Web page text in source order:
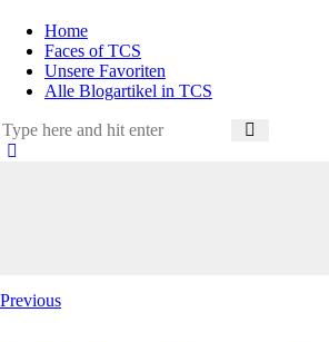
Home
Faces of TCS
Unsere Favoriten
Alle Blogartikel in TCS
Previous